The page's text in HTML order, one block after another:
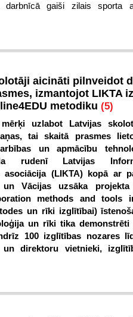
darbnīcā gaiši zilais sporta
aicināti pilnveidot
izmantojot LIKTA
metodiku (5)
uzlabot Latvijas
tai skaitā prasmes
un apmācību
rudenī Latvijas
asociācija (LIKTA) kopā ar
Vācijas uzsāka projekta
methods and tools
un rīki izglītībai)
un rīki tika demonstrēti
100 izglītības nozares
direktoru vietnieki,